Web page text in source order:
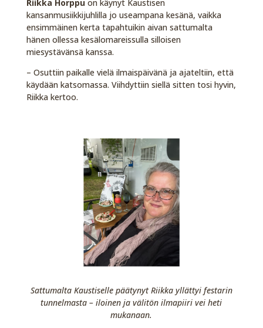
Riikka Horppu on käynyt Kaustisen
kansanmusiikkijuhlilla jo useampana kesänä, vaikka
ensimmäinen kerta tapahtuikin aivan sattumalta
hänen ollessa kesälomareissulla silloisen
miesystävänsä kanssa.
– Osuttiin paikalle vielä ilmaispäivänä ja ajateltiin, että
käydään katsomassa. Viihdyttiin siellä sitten tosi hyvin,
Riikka kertoo.
Sattumalta Kaustiselle päätynyt Riikka yllättyi festarin
tunnelmasta – iloinen ja välitön ilmapiiri vei heti
mukanaan.